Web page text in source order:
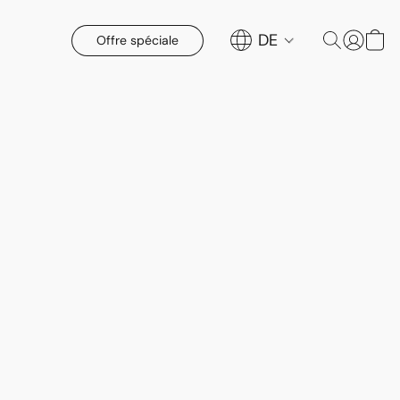
Offre spéciale DE